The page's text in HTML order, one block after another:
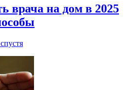
врача на дом в 2025